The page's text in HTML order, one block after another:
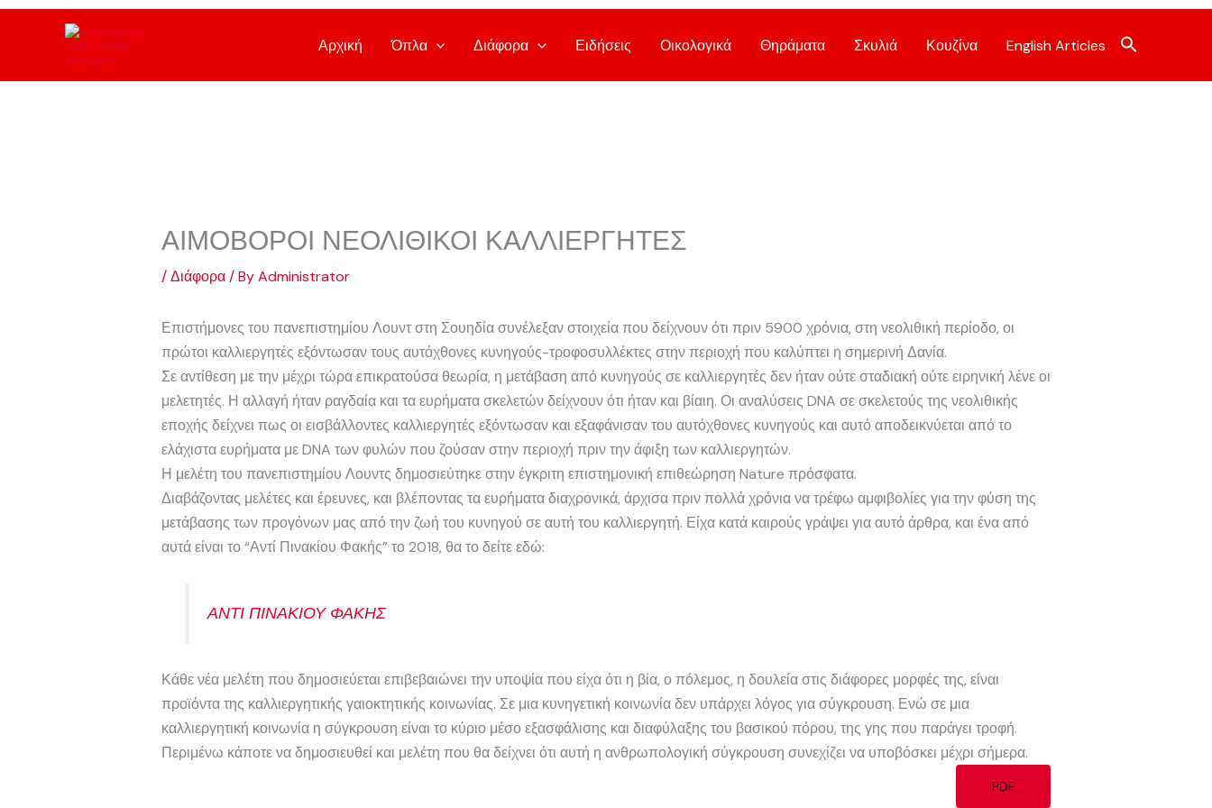
Αρχική Όπλα Διάφορα Ειδήσεις Οικολογικά Θηράματα Σκυλιά Κουζίνα English Articles
ΑΙΜΟΒΟΡΟΙ ΝΕΟΛΙΘΙΚΟΙ ΚΑΛΛΙΕΡΓΗΤΕΣ
/Διάφορα/ ByAdministrator
Επιστήμονες του πανεπιστημίου Λουντ στη Σουηδία συνέλεξαν στοιχεία που δείχνουν ότι πριν 5900 χρόνια, στη νεολιθική περίοδο, οι
πρώτοι καλλιεργητές εξόντωσαν τους αυτόχθονες κυνηγούς-τροφοσυλλέκτες στην περιοχή που καλύπτει η σημερινή Δανία.
Σε αντίθεση με την μέχρι τώρα επικρατούσα θεωρία, η μετάβαση από κυνηγούς σε καλλιεργητές δεν ήταν ούτε σταδιακή ούτε ειρηνική λένε οι
μελετητές. Η αλλαγή ήταν ραγδαία και τα ευρήματα σκελετών δείχνουν ότι ήταν και βίαιη. Οι αναλύσεις DNA σε σκελετούς της νεολιθικής
εποχής δείχνει πως οι εισβάλλοντες καλλιεργητές εξόντωσαν και εξαφάνισαν του αυτόχθονες κυνηγούς και αυτό αποδεικνύεται από το
ελάχιστα ευρήματα με DNA των φυλών που ζούσαν στην περιοχή πριν την άφιξη των καλλιεργητών.
Η μελέτη του πανεπιστημίου Λουντς δημοσιεύτηκε στην έγκριτη επιστημονική επιθεώρηση Nature πρόσφατα.
Διαβάζοντας μελέτες και έρευνες, και βλέποντας τα ευρήματα διαχρονικά, άρχισα πριν πολλά χρόνια να τρέφω αμφιβολίες για την φύση της
μετάβασης των προγόνων μας από την ζωή του κυνηγού σε αυτή του καλλιεργητή. Είχα κατά καιρούς γράψει για αυτό άρθρα, και ένα από
αυτά είναι το “Αντί Πινακίου Φακής” το 2018, θα το δείτε εδώ:
ΑΝΤΙ ΠΙΝΑΚΙΟΥ ΦΑΚΗΣ
Κάθε νέα μελέτη που δημοσιεύεται επιβεβαιώνει την υποψία που είχα ότι η βία, ο πόλεμος, η δουλεία στις διάφορες μορφές της, είναι
προϊόντα της καλλιεργητικής γαιοκτητικής κοινωνίας. Σε μια κυνηγετική κοινωνία δεν υπάρχει λόγος για σύγκρουση. Ενώ σε μια
καλλιεργητική κοινωνία η σύγκρουση είναι το κύριο μέσο εξασφάλισης και διαφύλαξης του βασικού πόρου, της γης που παράγει τροφή.
Περιμένω κάποτε να δημοσιευθεί και μελέτη που θα δείχνει ότι αυτή η ανθρωπολογική σύγκρουση συνεχίζει να υποβόσκει μέχρι σήμερα.
PDF